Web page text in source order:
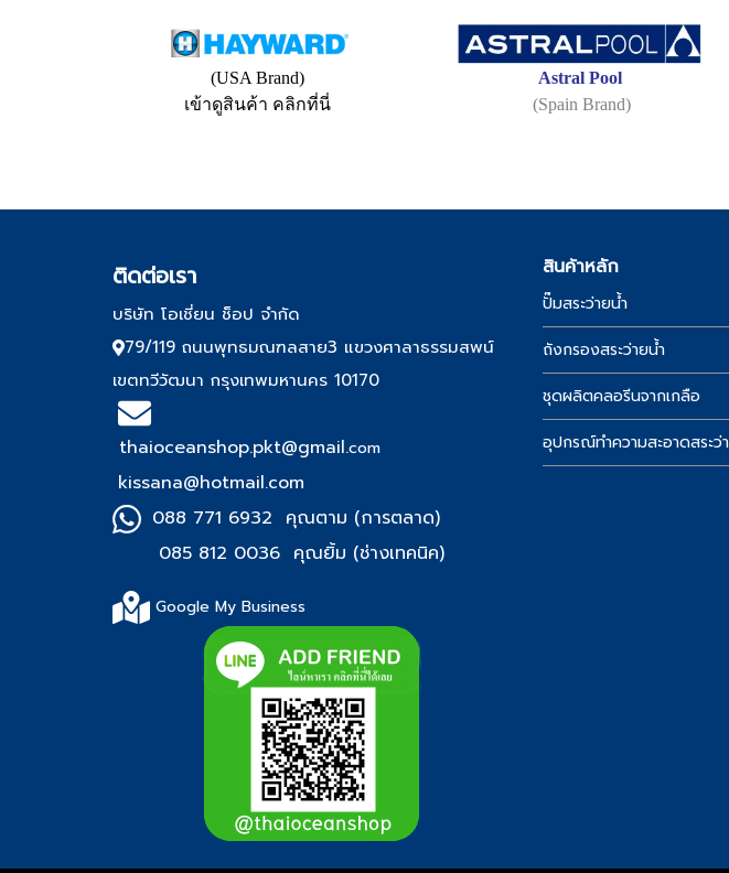
(USA Brand)
เข้าดูสินค้า คลิกที่นี่
Astral Pool
(Spain Brand)
ติดต่อเรา
บริษัท โอเชี่ยน ช็อป จำกัด
79/119 ถนนพุทธมณฑลสาย3 แขวงศาลาธรรมสพน์
เขตทวีวัฒนา กรุงเทพมหานคร 10170
thaioceanshop.pkt@gmail.com
kissana@hotmail.com
088 771 6932 คุณตาม (การตลาด)
085 812 0036 คุณยิ้ม (ช่างเทคนิค)
Google My Business
สินค้าหลัก
ปั๊มสระว่ายน้ำ
ถังกรองสระว่ายน้ำ
ชุดผลิตคลอรีนจากเกลือ
อุปกรณ์ทำความสะอาดสระว่